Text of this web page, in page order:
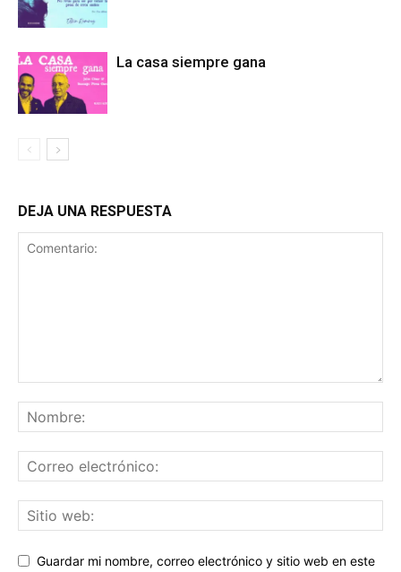
La casa siempre gana
DEJA UNA RESPUESTA
Guardar mi nombre, correo electrónico y sitio web en este